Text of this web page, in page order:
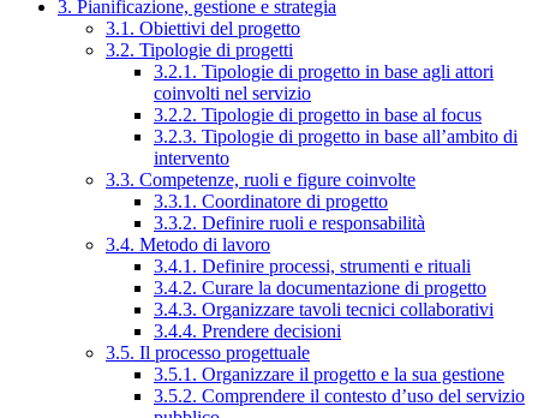
3. Pianificazione, gestione e strategia
3.1. Obiettivi del progetto
3.2. Tipologie di progetti
3.2.1. Tipologie di progetto in base agli attori
coinvolti nel servizio
3.2.2. Tipologie di progetto in base al focus
3.2.3. Tipologie di progetto in base all’ambito di
intervento
3.3. Competenze, ruoli e figure coinvolte
3.3.1. Coordinatore di progetto
3.3.2. Definire ruoli e responsabilità
3.4. Metodo di lavoro
3.4.1. Definire processi, strumenti e rituali
3.4.2. Curare la documentazione di progetto
3.4.3. Organizzare tavoli tecnici collaborativi
3.4.4. Prendere decisioni
3.5. Il processo progettuale
3.5.1. Organizzare il progetto e la sua gestione
3.5.2. Comprendere il contesto d’uso del servizio